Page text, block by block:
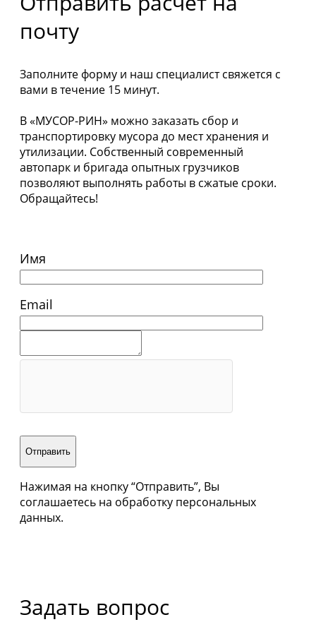
почту
Заполните форму и наш специалист свяжется с
вами в течение 15 минут.
В «МУСОР-РИН» можно заказать сбор и
транспортировку мусора до мест хранения и
утилизации. Собственный современный
автопарк и бригада опытных грузчиков
позволяют выполнять работы в сжатые сроки.
Обращайтесь!
Имя
Email
Отправить
Нажимая на кнопку “Отправить”, Вы
соглашаетесь на обработку персональных
данных.
Задать вопрос